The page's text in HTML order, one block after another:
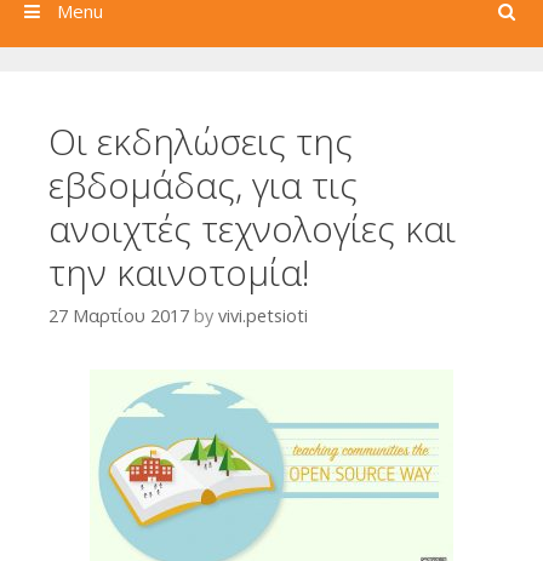
Search
Menu
Οι εκδηλώσεις της
εβδομάδας, για τις
ανοιχτές τεχνολογίες και
την καινοτομία!
27 Μαρτίου 2017 by vivi.petsioti